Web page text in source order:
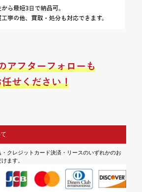
クレジットカード決済・リースのいずれかのお
ます。